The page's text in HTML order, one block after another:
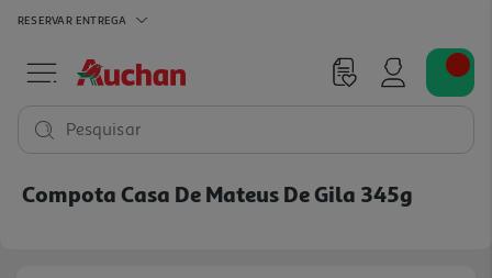
RESERVAR ENTREGA
Pesquisar
Compota Casa De Mateus De Gila 345g